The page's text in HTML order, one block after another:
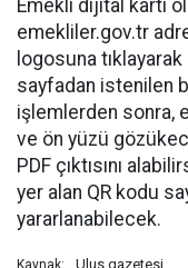
Emekli dijital kartı
emekliler.gov.tr
logosuna tıklayarak
sayfadan istenilen
işlemlerden sonra,
ve ön yüzü
PDF çıktısını
yer alan QR kodu
yararlanabilecek.
Kaynak: Ulus gazetesi